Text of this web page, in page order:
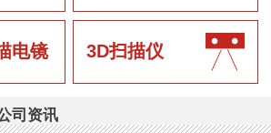
电镜 3D扫描仪
司资讯